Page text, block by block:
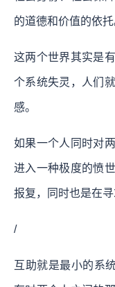
的道德和价值的依托
这两个世界其实是
个系统失灵，人们
感。
如果一个人同时对
进入一种极度的愤
报复，同时也是在寻
/
互助就是最小的系